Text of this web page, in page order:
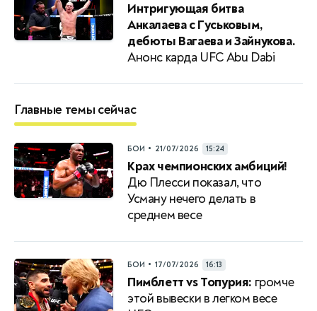
Интригующая битва
Анкалаева с Гуськовым,
дебюты Вагаева и Зайнукова.
Анонс карда UFC Abu Dabi
Главные темы сейчас
БОИ • 21/07/2026 15:24
Крах чемпионских амбиций!
Дю Плесси показал, что
Усману нечего делать в
среднем весе
БОИ • 17/07/2026 16:13
Пимблетт vs Топурия: громче
этой вывески в легком весе